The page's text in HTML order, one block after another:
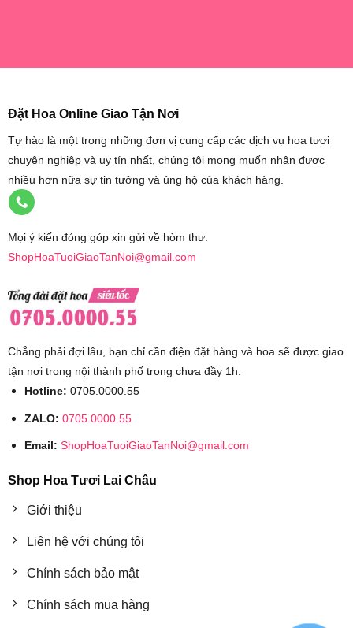
Đặt Hoa Online Giao Tận Nơi
Tự hào là một trong những đơn vị cung cấp các dịch vụ hoa tươi
chuyên nghiệp và uy tín nhất, chúng tôi mong muốn nhận được
nhiều hơn nữa sự tin tưởng và ủng hộ của khách hàng.
Mọi ý kiến đóng góp xin gửi về hòm thư:
ShopHoaTuoiGiaoTanNoi@gmail.com
Chẳng phải đợi lâu, bạn chỉ cần điện đặt hàng và hoa sẽ được giao
tận nơi trong nội thành phố trong chưa đầy 1h.
Hotline: 0705.0000.55
ZALO: 0705.0000.55
Email: ShopHoaTuoiGiaoTanNoi@gmail.com
Shop Hoa Tươi Lai Châu
Giới thiệu
Liên hệ với chúng tôi
Chính sách bảo mật
Chính sách mua hàng